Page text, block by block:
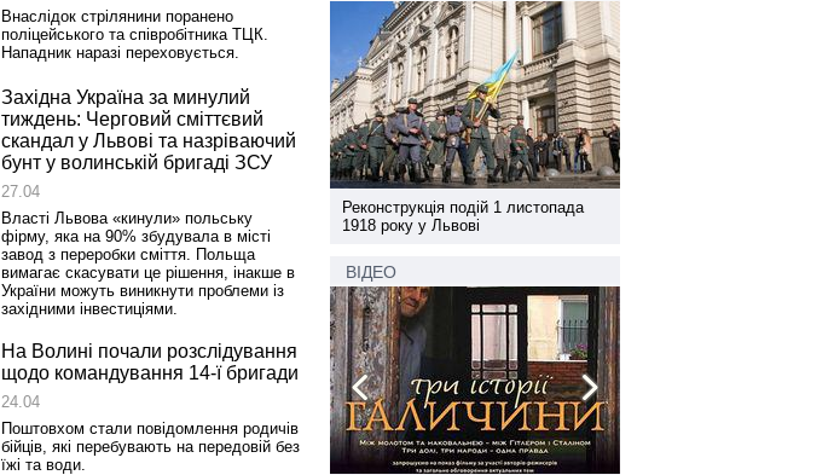
Внаслідок стрілянини поранено
поліцейського та співробітника ТЦК.
Нападник наразі переховується.
Західна Україна за минулий
тиждень: Черговий сміттєвий
скандал у Львові та назріваючий
бунт у волинській бригаді ЗСУ
27.04
Власті Львова «кинули» польську
фірму, яка на 90% збудувала в місті
завод з переробки сміття. Польща
вимагає скасувати це рішення, інакше в
України можуть виникнути проблеми із
західними інвестиціями.
На Волині почали розслідування
щодо командування 14-ї бригади
24.04
Поштовхом стали повідомлення родичів
бійців, які перебувають на передовій без
їжі та води.
Реконструкція подій 1 листопада
1918 року у Львові
Реконструкція подій 1 листопада
1918 року у Львові
ВІДЕО